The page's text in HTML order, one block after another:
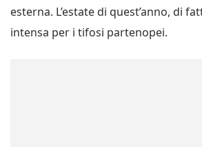
esterna. L’estate di quest’anno, di
intensa per i tifosi partenopei.